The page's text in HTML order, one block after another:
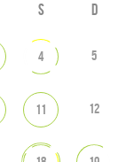
S D
4 5
11 12